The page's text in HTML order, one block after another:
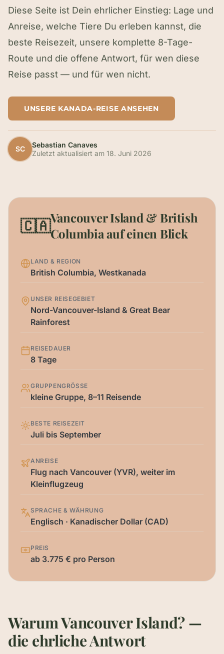
Diese Seite ist Dein ehrlicher Einstieg: Lage und
Anreise, welche Tiere Du erleben kannst, die
beste Reisezeit, unsere komplette 8-Tage-
Route und die offene Antwort, für wen diese
Reise passt — und für wen nicht.
UNSERE KANADA-REISE ANSEHEN
SC
Sebastian Canaves
Zuletzt aktualisiert am 18. Juni 2026
🇨🇦Vancouver Island & British
Columbia auf einen Blick
LAND & REGION
British Columbia, Westkanada
UNSER REISEGEBIET
Nord-Vancouver-Island & Great Bear
Rainforest
REISEDAUER
8 Tage
GRUPPENGRÖSSE
kleine Gruppe, 8–11 Reisende
BESTE REISEZEIT
Juli bis September
ANREISE
Flug nach Vancouver (YVR), weiter im
Kleinflugzeug
SPRACHE & WÄHRUNG
Englisch · Kanadischer Dollar (CAD)
PREIS
ab 3.775 € pro Person
Warum Vancouver Island? —
die ehrliche Antwort